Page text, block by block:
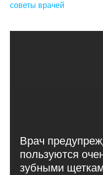
советы врачей
Врач
пользуются
зубными